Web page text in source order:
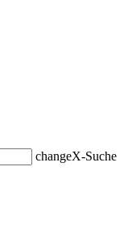
changeX-Suche